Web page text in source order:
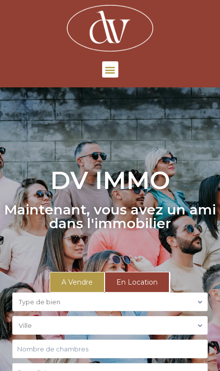
DV IMMO
Maintenant, vous avez un ami
dans l'immobilier
A Vendre En Location
Type de bien
Ville